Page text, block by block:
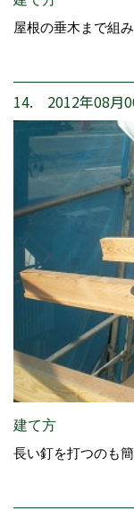
屋根の垂木まで組
14. 2012年08月
建て方
長い釘を打つのも